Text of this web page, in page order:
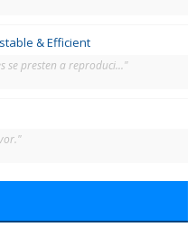
& Efficient
se presten a reproduci..."